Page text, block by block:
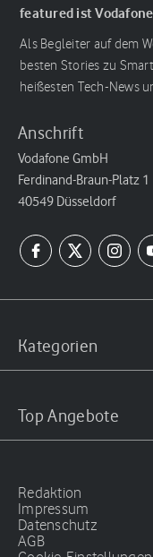
featured ist
Als Begleiter auf dem
besten Stories zu
heißesten Tech-News
Anschrift
Vodafone GmbH
Ferdinand-Braun-Platz 1
40549 Düsseldorf
Kategorien
Top Angebote
Redaktion
Impressum
Datenschutz
AGB